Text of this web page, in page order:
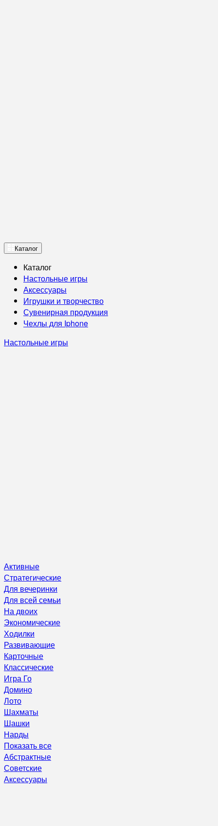
Каталог
Каталог
Настольные игры
Аксессуары
Игрушки и творчество
Сувенирная продукция
Чехлы для Iphone
Настольные игры
Активные
Стратегические
Для вечеринки
Для всей семьи
На двоих
Экономические
Ходилки
Развивающие
Карточные
Классические
Игра Го
Домино
Лото
Шахматы
Шашки
Нарды
Показать все
Абстрактные
Советские
Аксессуары